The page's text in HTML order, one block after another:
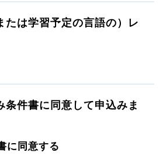
たは学習予定の言語の）レ
条件書に同意して申込みま
に同意する